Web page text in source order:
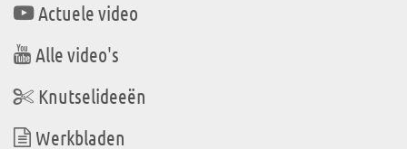
Actuele video
Alle video's
Knutselideeën
Werkbladen